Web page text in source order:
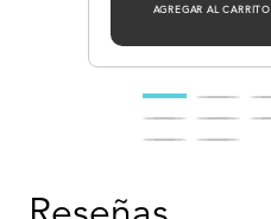
AGREGAR AL CARRITO